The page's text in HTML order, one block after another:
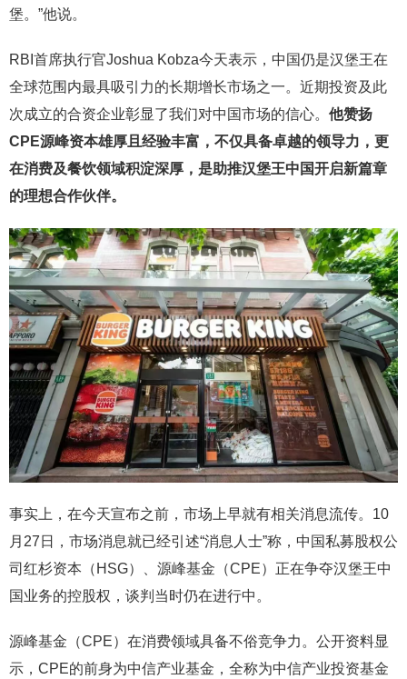
堡。”他说。
RBI首席执行官Joshua Kobza今天表示，中国仍是汉堡王在
全球范围内最具吸引力的长期增长市场之一。近期投资及此
次成立的合资企业彰显了我们对中国市场的信心。 他赞扬
CPE源峰资本雄厚且经验丰富，不仅具备卓越的领导力，更
在消费及餐饮领域积淀深厚，是助推汉堡王中国开启新篇章
的理想合作伙伴。
事实上，在今天宣布之前，市场上早就有相关消息流传。10
月27日，市场消息就已经引述“消息人士”称，中国私募股权公
司红杉资本（HSG）、源峰基金（CPE）正在争夺汉堡王中
国业务的控股权，谈判当时仍在进行中。
源峰基金（CPE）在消费领域具备不俗竞争力。公开资料显
示，CPE的前身为中信产业基金，全称为中信产业投资基金